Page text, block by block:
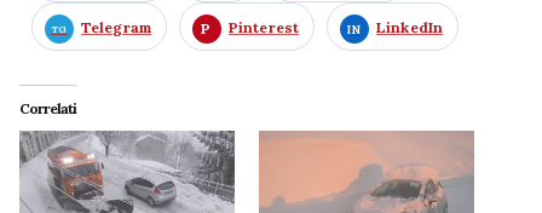
Telegram Pinterest LinkedIn
Correlati